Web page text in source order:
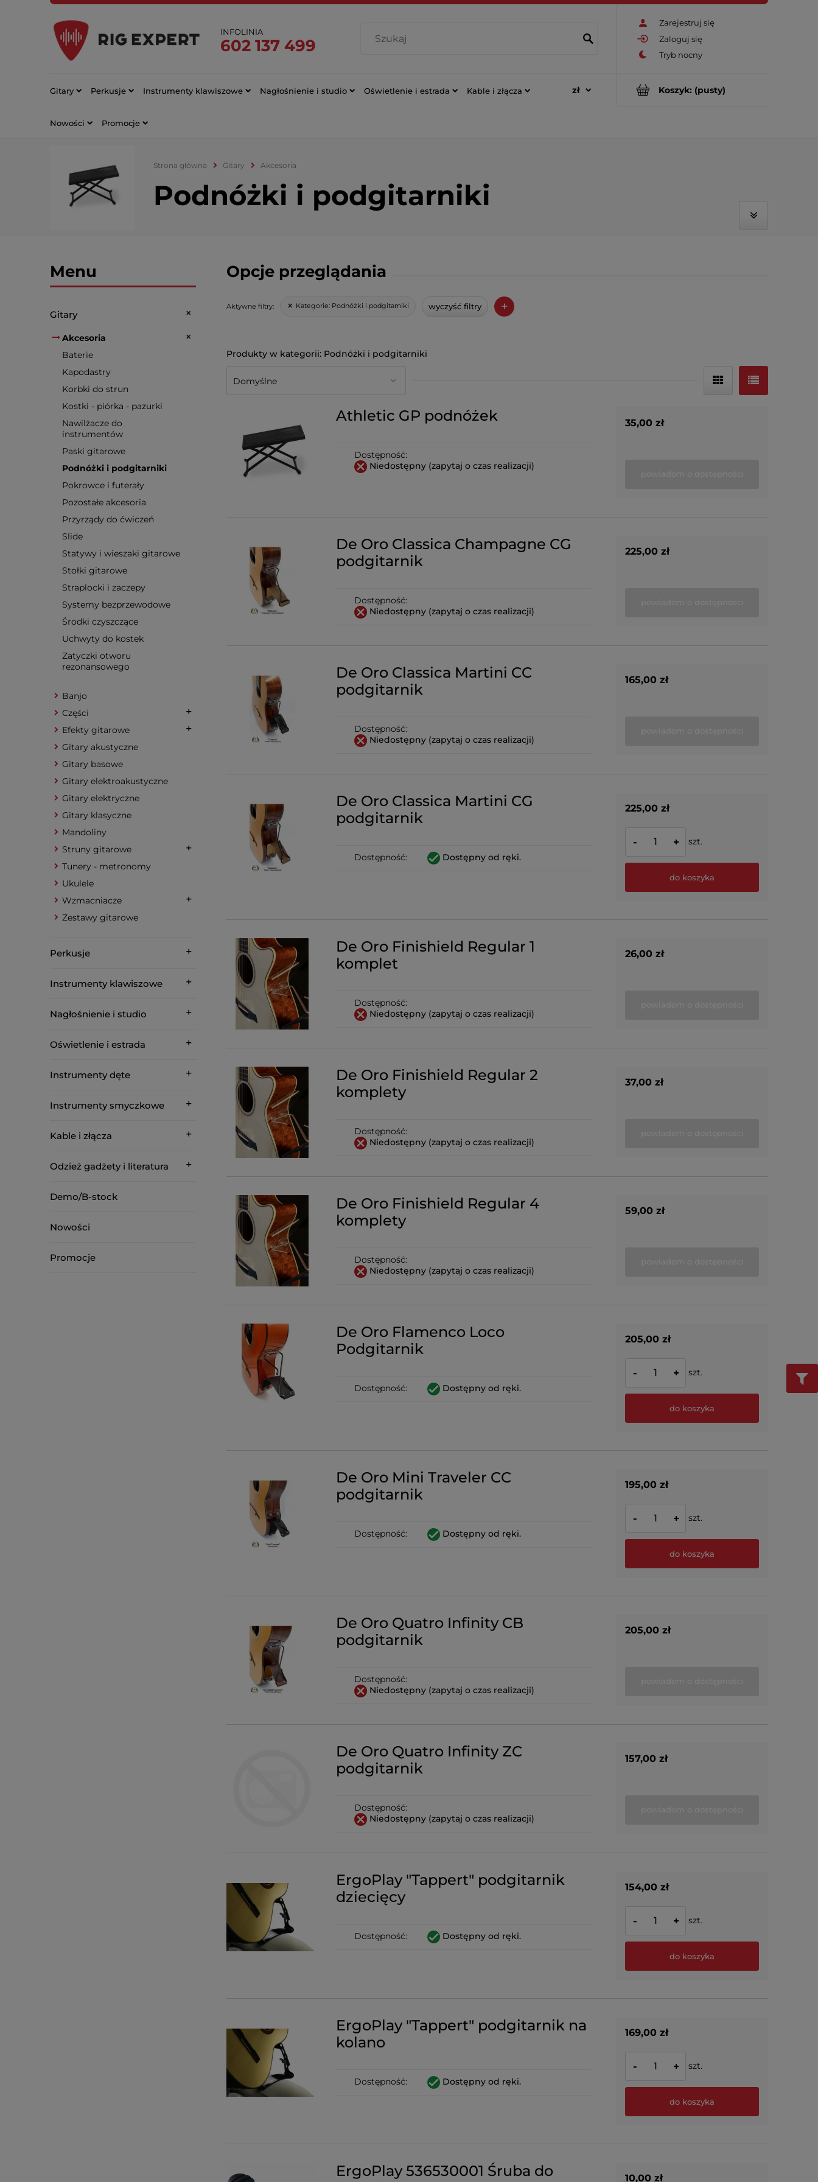
Zarejestruj się
Zaloguj się
INFOLINIA
602 137 499
Koszyk: (pusty)
Gitary Perkusje Instrumenty klawiszowe Nagłośnienie i studio Oświetlenie i estrada Kable i złącza
Nowości Promocje
Strona główna Gitary Akcesoria
Podnóżki i podgitarniki
Menu
Gitary
Akcesoria
Baterie
Kapodastry
Korbki do strun
Kostki - piórka - pazurki
Nawilżacze do
instrumentów
Paski gitarowe
Podnóżki i podgitarniki
Pokrowce i futerały
Pozostałe akcesoria
Przyrządy do ćwiczeń
Slide
Statywy i wieszaki gitarowe
Stołki gitarowe
Straplocki i zaczepy
Systemy bezprzewodowe
Środki czyszczące
Uchwyty do kostek
Zatyczki otworu
rezonansowego
Banjo
Części
Efekty gitarowe
Gitary akustyczne
Gitary basowe
Gitary elektroakustyczne
Gitary elektryczne
Gitary klasyczne
Mandoliny
Struny gitarowe
Tunery - metronomy
Ukulele
Wzmacniacze
Zestawy gitarowe
Perkusje
Instrumenty klawiszowe
Nagłośnienie i studio
Oświetlenie i estrada
Instrumenty dęte
Instrumenty smyczkowe
Kable i złącza
Odzież gadżety i literatura
Demo/B-stock
Nowości
Promocje
Opcje przeglądania
Aktywne filtry: Kategorie: Podnóżki i podgitarniki wyczyść filtry +
Podnóżki i podgitarniki
Athletic GP podnóżek
Dostępność:
Niedostępny (zapytaj o czas realizacji)
35,00 zł
De Oro Classica Champagne CG
podgitarnik
Dostępność:
Niedostępny (zapytaj o czas realizacji)
225,00 zł
De Oro Classica Martini CC
podgitarnik
Dostępność:
Niedostępny (zapytaj o czas realizacji)
165,00 zł
De Oro Classica Martini CG
podgitarnik
Dostępność: Dostępny od ręki.
225,00 zł
- + szt.
do koszyka
De Oro Finishield Regular 1
komplet
Dostępność:
Niedostępny (zapytaj o czas realizacji)
26,00 zł
De Oro Finishield Regular 2
komplety
Dostępność:
Niedostępny (zapytaj o czas realizacji)
37,00 zł
De Oro Finishield Regular 4
komplety
Dostępność:
Niedostępny (zapytaj o czas realizacji)
59,00 zł
De Oro Flamenco Loco
Podgitarnik
Dostępność: Dostępny od ręki.
205,00 zł
- + szt.
do koszyka
De Oro Mini Traveler CC
podgitarnik
Dostępność: Dostępny od ręki.
195,00 zł
- + szt.
do koszyka
De Oro Quatro Infinity CB
podgitarnik
Dostępność:
Niedostępny (zapytaj o czas realizacji)
205,00 zł
De Oro Quatro Infinity ZC
podgitarnik
Dostępność:
Niedostępny (zapytaj o czas realizacji)
157,00 zł
ErgoPlay "Tappert" podgitarnik
dziecięcy
Dostępność: Dostępny od ręki.
154,00 zł
- + szt.
do koszyka
ErgoPlay "Tappert" podgitarnik na
kolano
Dostępność: Dostępny od ręki.
169,00 zł
- + szt.
do koszyka
ErgoPlay 536530001 Śruba do
10,00 zł